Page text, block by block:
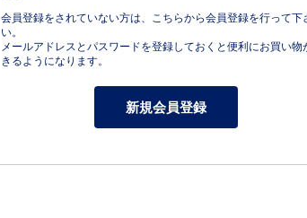
会員登録をされていない方は、こちらから会員登録を行って下
い。
メールアドレスとパスワードを登録しておくと便利にお買い物
きるようになります。